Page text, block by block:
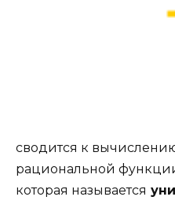
сводится к
paциoнaльнoй
которая называется